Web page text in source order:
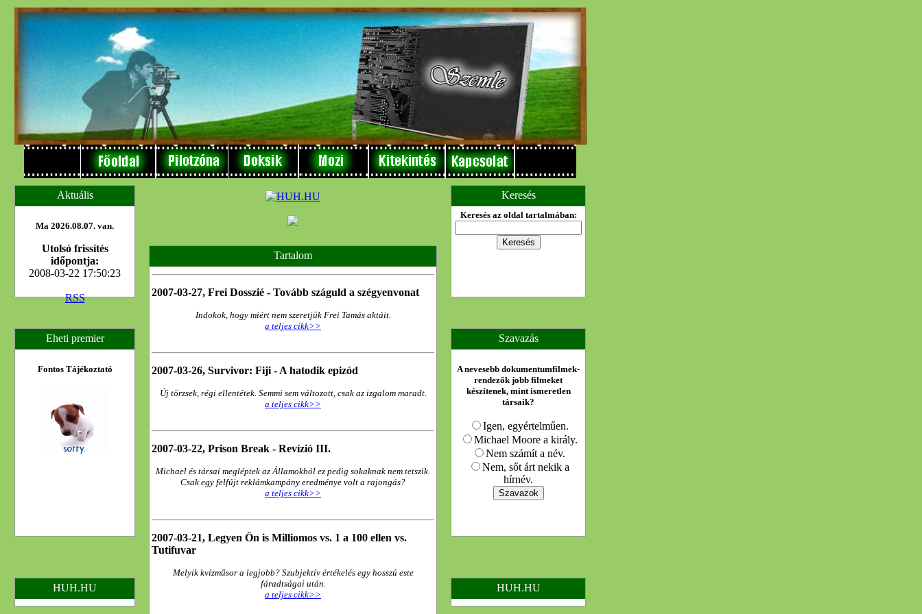
Aktuális
Ma 2026.08.07. van.
Utolsó frissítés
időpontja:
2008-03-22 17:50:23
RSS
Tartalom
2007-03-27, Frei Dosszié - Tovább száguld a szégyenvonat
Indokok, hogy miért nem szeretjük Frei Tamás aktáit.
a teljes cikk>>
2007-03-26, Survivor: Fiji - A hatodik epizód
Új törzsek, régi ellentétek. Semmi sem változott, csak az izgalom maradt.
a teljes cikk>>
2007-03-22, Prison Break - Revízió III.
Michael és társai megléptek az Államokból ez pedig sokaknak nem tetszik.
Csak egy felfújt reklámkampány eredménye volt a rajongás?
a teljes cikk>>
2007-03-21, Legyen Ön is Milliomos vs. 1 a 100 ellen vs.
Tutifuvar
Melyik kvízműsor a legjobb? Szubjektív értékelés egy hosszú este
fáradtságai után.
a teljes cikk>>
Keresés
Keresés az oldal tartalmában:
Eheti premier
Fontos Tájékoztató
Szavazás
A nevesebb dokumentumfilmek-
rendezők jobb filmeket
készítenek, mint ismeretlen
társaik?
Igen, egyértelműen.
Michael Moore a király.
Nem számít a név.
Nem, sőt árt nekik a
hírnév.
HUH.HU HUH.HU